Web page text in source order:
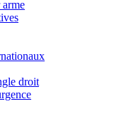
arme
droit